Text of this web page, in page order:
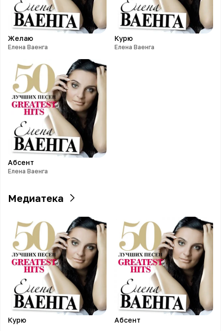
Желаю
Елена Ваенга
Курю
Елена Ваенга
Абсент
Елена Ваенга
Медиатека
Курю Абсент